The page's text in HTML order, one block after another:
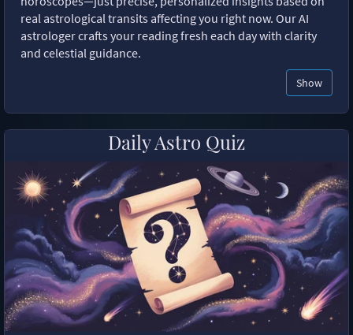
real astrological transits affecting you right now. Our AI
astrologer crafts your reading fresh each day with clarity
and celestial guidance.
Show
Daily Astro Quiz